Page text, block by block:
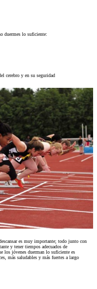
duermes lo suficiente:
cerebro y en su seguridad
es muy importante; todo junto con
y tener tiempos adecuados de
los jóvenes duerman lo suficiente es
más saludables y más fuertes a largo